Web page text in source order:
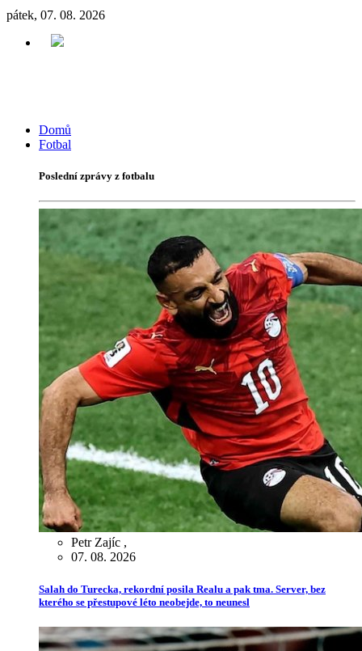
pátek, 07. 08. 2026
Domů
Fotbal
Poslední zprávy z fotbalu
Petr Zajíc ,
07. 08. 2026
Salah do Turecka, rekordní posila Realu a pak tma. Server, bez
kterého se přestupové léto neobejde, to neunesl